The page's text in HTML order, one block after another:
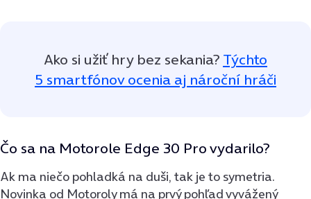
Ako si užiť hry bez sekania? Týchto
5 smartfónov ocenia aj nároční hráči
Čo sa na Motorole Edge 30 Pro vydarilo?
Ak ma niečo pohladká na duši, tak je to symetria.
Novinka od Motoroly má na prvý pohľad vyvážený